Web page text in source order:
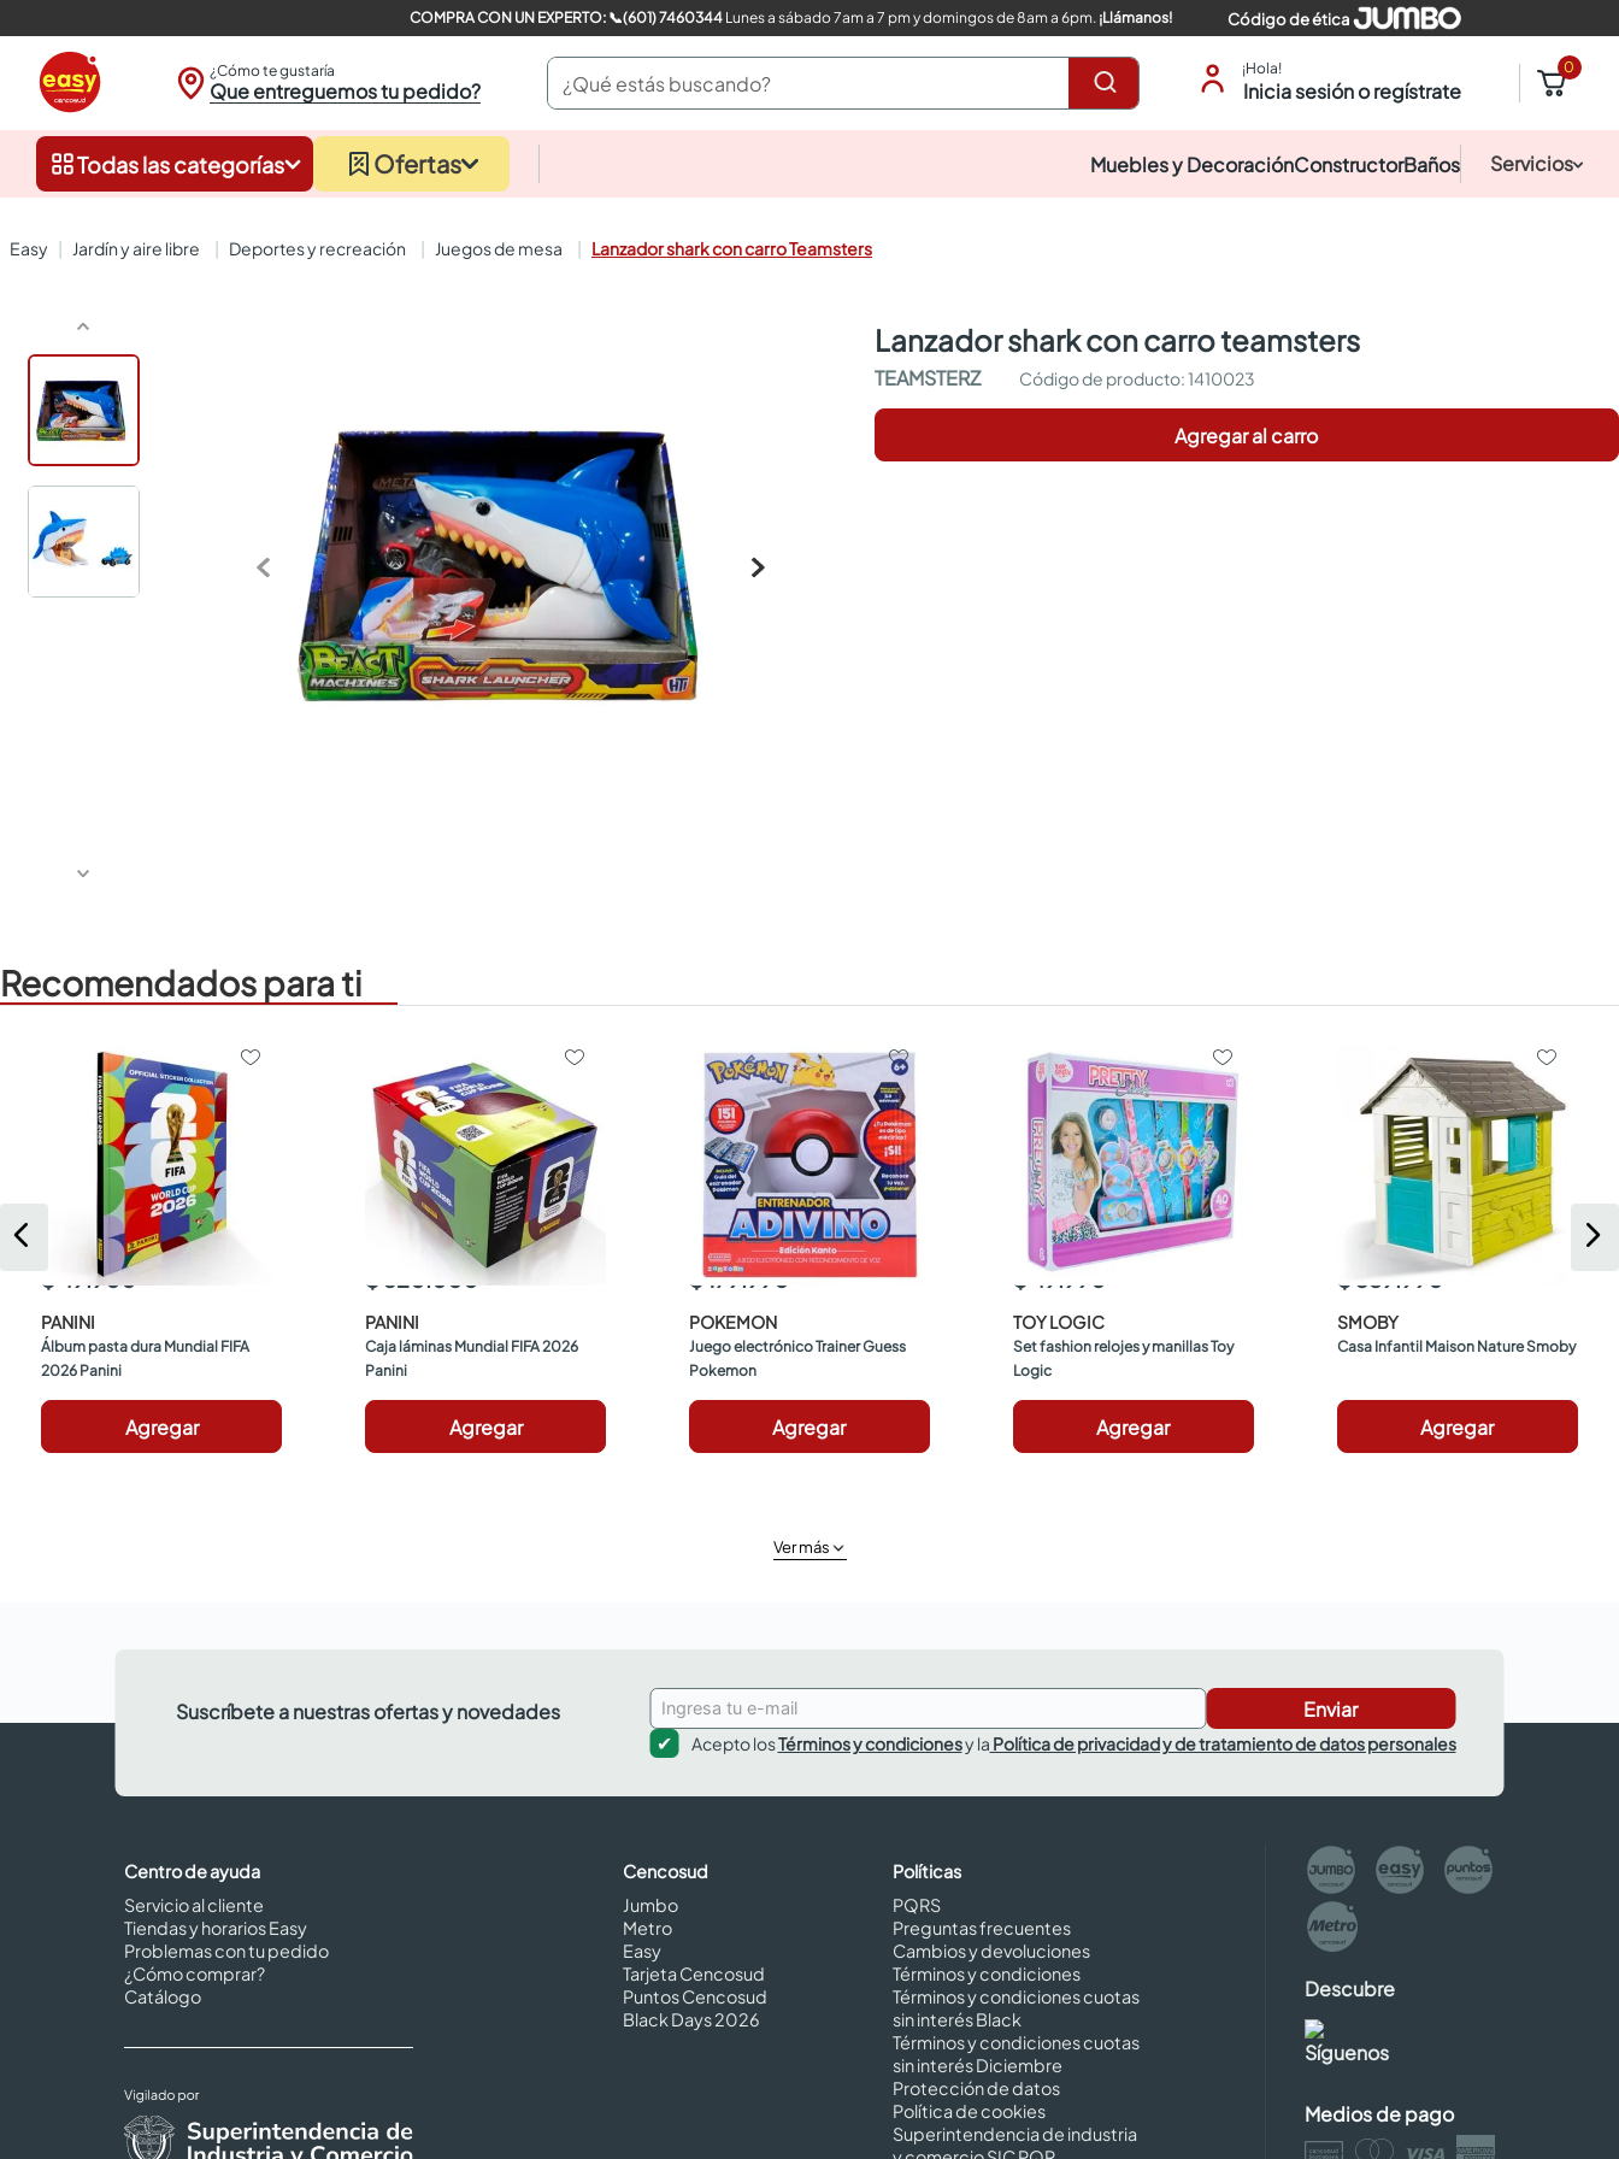
COMPRA CON UN EXPERTO: 📞(601) 7460344Lunes a sábado 7am a 7 pm y domingos de 8am a 6pm. ¡Llámanos! Código de ética
¿Cómo te gustaría
Que entreguemos tu pedido?
¿Qué estás buscando? ¡Hola!
Inicia sesión o regístrate
0
Todas las categorías Ofertas Muebles y DecoraciónConstructorBaños Servicios
jardín y aire libre deportes y recreación juegos de mesa Lanzador shark con carro Teamsters
lanzador shark con carro teamsters
TEAMSTERZ :1410023
Agregar al carro
Recomendados para ti
$ 49.900
PANINI
Álbum pasta dura Mundial FIFA
2026 Panini
Agregar
$ 520.000
PANINI
Caja láminas Mundial FIFA 2026
Panini
Agregar
$ 179.990
POKEMON
Juego electrónico Trainer Guess
Pokemon
Agregar
$ 49.990
TOY LOGIC
Set fashion relojes y manillas Toy
Logic
Agregar
$ 589.990
SMOBY
Casa Infantil Maison Nature Smoby
Agregar
Ver más
Suscríbete a nuestras ofertas y novedades Enviar
Acepto losTérminos y condicionesy la Política de privacidad y de tratamiento de datos personales
Centro de ayuda
Servicio al cliente
Tiendas y horarios Easy
Problemas con tu pedido
¿Cómo comprar?
Catálogo
Cencosud
Jumbo
Metro
Easy
Tarjeta Cencosud
Puntos Cencosud
Black Days 2026
Políticas
PQRS
Preguntas frecuentes
Cambios y devoluciones
Términos y condiciones
Términos y condiciones cuotas
sin interés Black
Términos y condiciones cuotas
sin interés Diciembre
Protección de datos
Política de cookies
Superintendencia de industria
Descubre
Síguenos
Medios de pago
closet
sanitarios